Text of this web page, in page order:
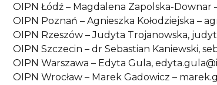
OIPN Łódź – Magdalena Zapolska-Downar
OIPN Poznań – Agnieszka Kołodziejska –
OIPN Rzeszów – Judyta Trojanowska,
OIPN Szczecin – dr Sebastian Kaniewski,
OIPN Warszawa – Edyta Gula,
OIPN Wrocław – Marek Gadowicz –